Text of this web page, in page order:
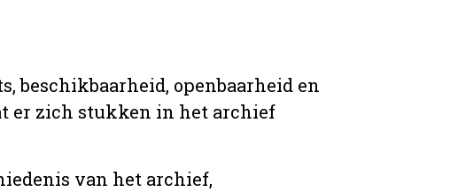
beschikbaarheid, openbaarheid en
er zich stukken in het archief
van het archief,